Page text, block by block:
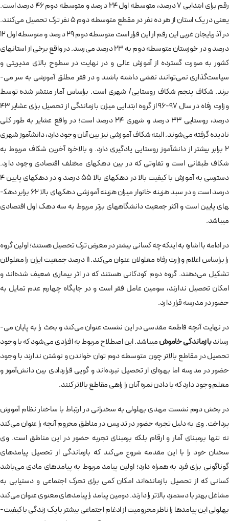
رقم برای ابتدایی 7 درصد، متوسطه اول 24 درصد و متوسطه دوم 46 درصد است.
یعنی در یک استان از هر ده نفر در مقطع متوسطه دوم 5 نفر ترک تحصیل می‌­کنند.
در آذربایجان غربی این رقم از این قرار است متوسطه دوم 29 درصد و متوسطه اول 12
درصد و در خوزستان متوسطه دوم به 23 درصد می‌­رسد. در واقع برخی از استان­های
کشور به صورت گسترده از آموزش عالی و در نهایت در سطوح بالای مدیریتی و
نمی­‌توانند نقشی داشته باشند و در فقر مطلق آموزشی به سر می‌­
برند. شکاف پنجم شکاف روستایی/ شهری است. براساس آمار منتشر شده توسط
وزارت رفاه در سال 97-96 از گروه ابتدایی میزان بازماندگی از تحصیل برای عشایر 43
درصد، روستایی 33 درصد و شهری 24 درصد است؛ در واقع عشایر به طور کلی
نادیده گرفته می‌­شوند. البته شکاف آموزشی نیز بین آنان وجود دارد، دانش‎­آموز شهری
2 برابر بیشتر از دانش­‎آموز روستایی یادگیری دارد. و بالاخره آخرین شکاف مربوط به
شکاف طبقانی است و تفاوتی که در بین دهک‎­های مختلف اقتصادی وجود دارد.
دسترسی به آموزش با کیفیت بالا در دهک‎­های بالا 55 درصد و در دهک‎­های پایین 4
درصد است و در سبد هزینه خانوار میزان هزینه آموزشی دهک­‎های بالا 62 برابر دهک‎­
های پایین است و اکثر جمعیت دانشگاه­‎های برتر مربوط به سه دهک اول اقتصادی
می‎­باشد.
در ادامه با اشاره به اینکه چه کسانی بیشتر در معرض ترک تحصیل هستند؛ اولین گروه
را براساس اعلام وزارت رفاه معلولان عنوان می‌­کند. 11 درصد جمعیت ایران را معلولان
تشکیل می‌­دهند. گروه دوم کودکانی هستند که در اثر بیماری ضعیف شده­‌اند و
امکان تحصیل ندارند، سومین عامل فقر است و در جایگاه چهارم عدم تمایل به
حضور در مدرسه قرار دارد.
در نهایت آنچه فاطمه مقدسی در این نشست عنوان می­‌کند و بحث را به پایان می‌­
رساندبازماندگی خاموش
می­‎باشد. این اصطلاح مربوط به افرادی می‌­شود که با وجود
تحصیل در مقاطع بالاتر چون متوسطه دوم توان خواندن و نوشتن ندارند با وجود
حضور در مدرسه اما بهره‌­ای از تحصیل نبرده­‌اند و گویی قراردادی بین دانش­‌آموز و
معلم وجود دارد که با دادن نمره آنان را راهی مقاطع بالاتر کنند.
در بخش دوم نشست مهدی بهلولی به سخنرانی در ارتباط با ساختار نظام آموزش
پرداخت. وی به دلیل تجربه حضور در تدریس در مناطق محروم آنچه را عنوان می‌­کند
نه تنها برمبنای آمار و ارقام بلکه برمبنای تجربه حضور در این مناطق است. وی
سخنان خود را با این مقدمه شروع می­‌کند که بازماندگی از تحصیل پیامدهای
گوناگونی برای فرد به همراه دارد؛ اولین پیامد مربوط به پیامدهای مادی می­‌باشد
کسانی که از تحصیل بازمانده­‌اند امکان کمی برای تحرک اجتماعی و دستیابی به
مشاغل بهتر با دستمزد بالاتر را دارند. دومین پیامد را پیامدهای معنوی عنوان می‌­کند
بهلولی این پیامدها را ناظر محرومیت از ادغام اجتماعی بیشتر با یک زندگی با کیفیت‌­